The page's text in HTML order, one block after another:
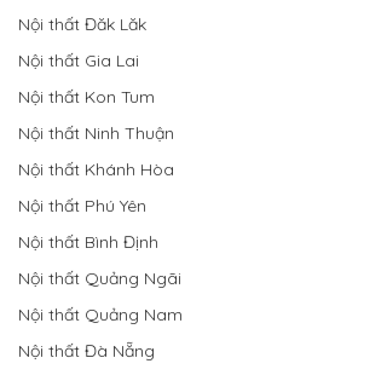
Nội thất Đăk Lăk
Nội thất Gia Lai
Nội thất Kon Tum
Nội thất Ninh Thuận
Nội thất Khánh Hòa
Nội thất Phú Yên
Nội thất Bình Định
Nội thất Quảng Ngãi
Nội thất Quảng Nam
Nội thất Đà Nẵng